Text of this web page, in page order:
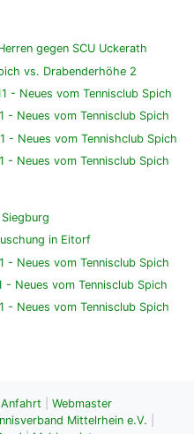
gegen SCU Uckerath
vs. Drabenderhöhe 2
- Neues vom Tennisclub Spich
- Neues vom Tennisclub Spich
- Neues vom Tennishclub Spich
- Neues vom Tennisclub Spich
in Eitorf
- Neues vom Tennisclub Spich
- Neues vom Tennisclub Spich
- Neues vom Tennisclub Spich
Anfahrt
Webmaster
Mittelrhein e.V.